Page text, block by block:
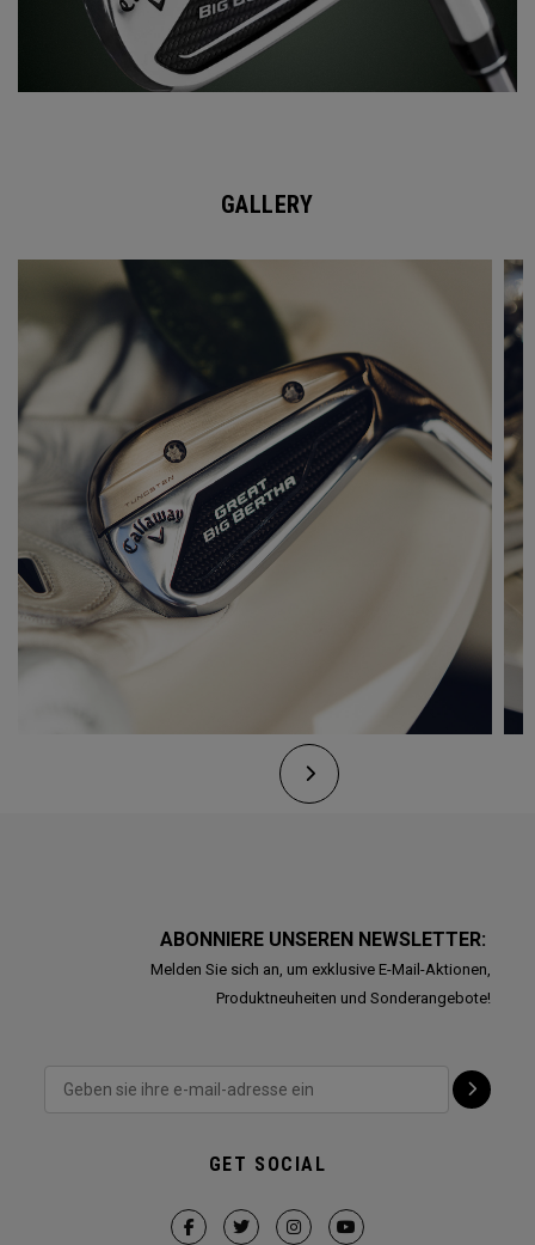
GALLERY
ABONNIERE UNSEREN NEWSLETTER:
Melden Sie sich an, um exklusive E-Mail-Aktionen,
Produktneuheiten und Sonderangebote!
GET SOCIAL